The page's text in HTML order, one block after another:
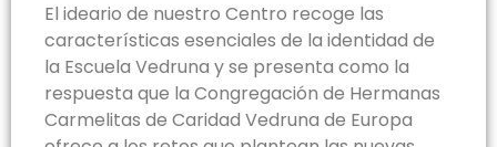
El ideario de nuestro Centro recoge las
características esenciales de la identidad de
la Escuela Vedruna y se presenta como la
respuesta que la Congregación de Hermanas
Carmelitas de Caridad Vedruna de Europa